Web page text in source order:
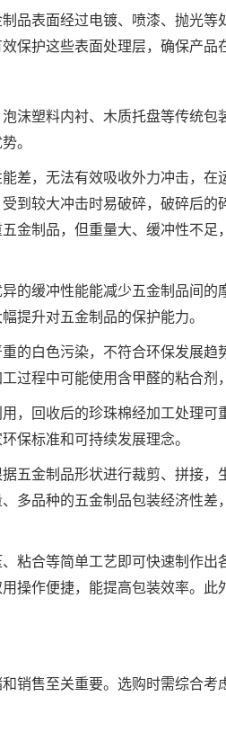
品表面经过电镀、喷漆、抛光
保护这些表面处理层，确保产品
沫塑料内衬、木质托盘等传统包
。
差，无法有效吸收外力冲击，
到较大冲击时易破碎，破碎后的
金制品，但重量大、缓冲性不足
的缓冲性能能减少五金制品间的
提升对五金制品的保护能力。
的白色污染，不符合环保发展趋
过程中可能使用含甲醛的粘合剂
，回收后的珍珠棉经加工处理可
保标准和可持续发展理念。
五金制品形状进行裁剪、拼接，
多品种的五金制品包装经济性差
粘合等简单工艺即可快速制作出
操作便捷，能提高包装效率。此
销售至关重要。选购时需综合考